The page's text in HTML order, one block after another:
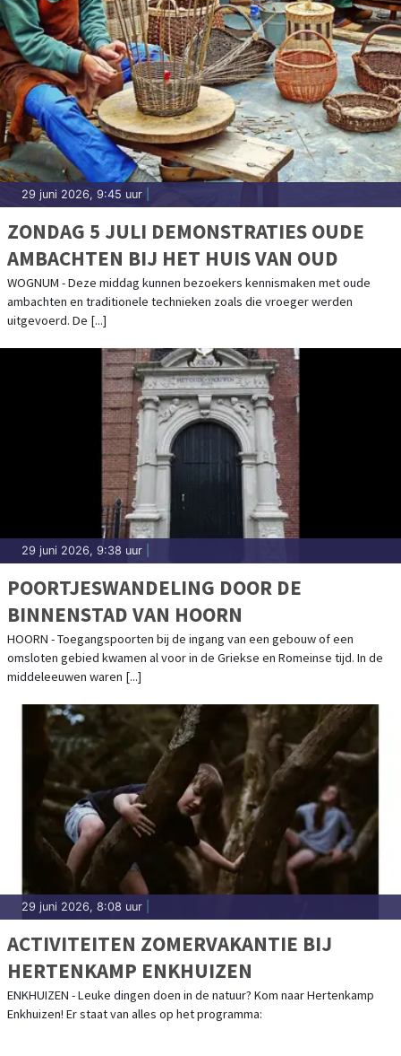
29 juni 2026, 9:45 uur
ZONDAG 5 JULI DEMONSTRATIES OUDE
AMBACHTEN BIJ HET HUIS VAN OUD
WOGNUM - Deze middag kunnen bezoekers kennismaken met oude
ambachten en traditionele technieken zoals die vroeger werden
uitgevoerd. De [...]
29 juni 2026, 9:38 uur
POORTJESWANDELING DOOR DE
BINNENSTAD VAN HOORN
HOORN - Toegangspoorten bij de ingang van een gebouw of een
omsloten gebied kwamen al voor in de Griekse en Romeinse tijd. In de
middeleeuwen waren [...]
29 juni 2026, 8:08 uur
ACTIVITEITEN ZOMERVAKANTIE BIJ
HERTENKAMP ENKHUIZEN
ENKHUIZEN - Leuke dingen doen in de natuur? Kom naar Hertenkamp
Enkhuizen! Er staat van alles op het programma: